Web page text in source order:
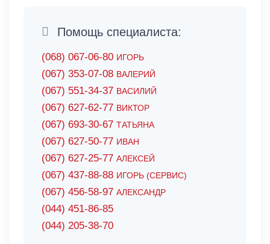
Помощь специалиста:
(068) 067-06-80 ИГОРЬ
(067) 353-07-08 ВАЛЕРИЙ
(067) 551-34-37 ВАСИЛИЙ
(067) 627-62-77 ВИКТОР
(067) 693-30-67 ТАТЬЯНА
(067) 627-50-77 ИВАН
(067) 627-25-77 АЛЕКСЕЙ
(067) 437-88-88 ИГОРЬ (СЕРВИС)
(067) 456-58-97 АЛЕКСАНДР
(044) 451-86-85
(044) 205-38-70